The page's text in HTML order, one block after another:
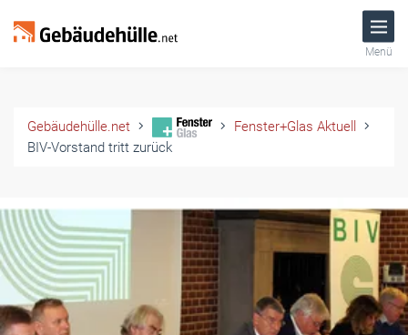
Menü
Gebäudehülle.net
Fenster+Glas Aktuell
BIV-Vorstand tritt zurück